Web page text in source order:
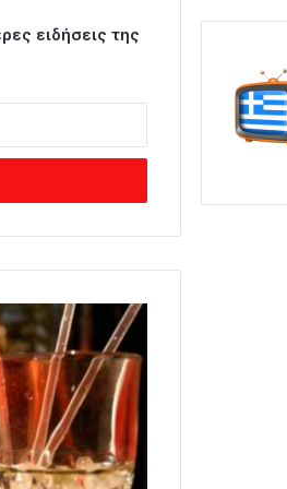
ειδήσεις της